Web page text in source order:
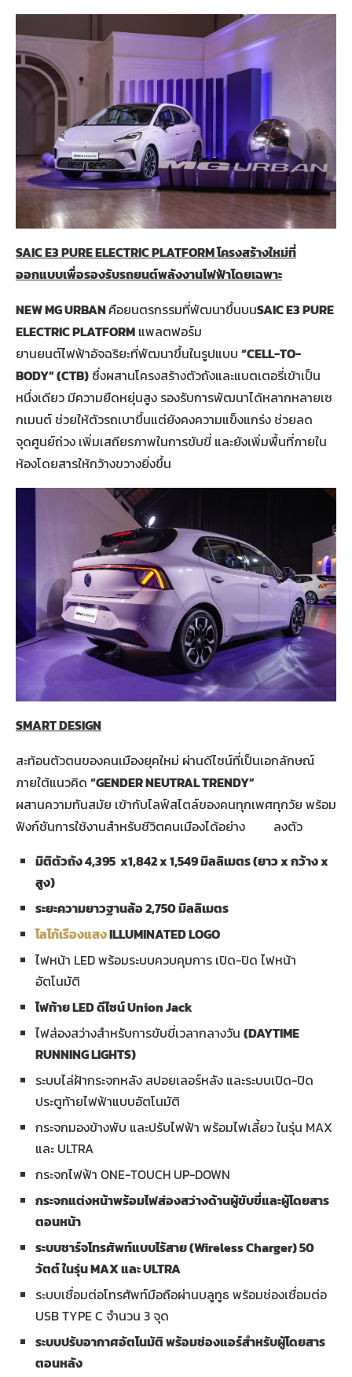
SAIC E3 PURE ELECTRIC PLATFORM โครงสร้างใหม่ที่
ออกแบบเพื่อรองรับรถยนต์พลังงานไฟฟ้าโดยเฉพาะ
NEW MG URBANคือยนตรกรรมที่พัฒนาขึ้นบนSAIC E3 PURE
ELECTRIC PLATFORM แพลตฟอร์ม
ยานยนต์ไฟฟ้าอัจฉริยะที่พัฒนาขึ้นในรูปแบบ “CELL-TO-
BODY” (CTB) ซึ่งผสานโครงสร้างตัวถังและแบตเตอรี่เข้าเป็น
หนึ่งเดียว มีความยืดหยุ่นสูง รองรับการพัฒนาได้หลากหลายเซ
กเมนต์ ช่วยให้ตัวรถเบาขึ้นแต่ยังคงความแข็งแกร่ง ช่วยลด
จุดศูนย์ถ่วง เพิ่มเสถียรภาพในการขับขี่ และยังเพิ่มพื้นที่ภายใน
ห้องโดยสารให้กว้างขวางยิ่งขึ้น
SMART DESIGN
สะท้อนตัวตนของคนเมืองยุคใหม่ ผ่านดีไซน์ที่เป็นเอกลักษณ์
ภายใต้แนวคิด “GENDER NEUTRAL TRENDY”
ผสานความทันสมัย เข้ากับไลฟ์สไตล์ของคนทุกเพศทุกวัย พร้อม
ฟังก์ชันการใช้งานสำหรับชีวิตคนเมืองได้อย่าง ลงตัว
มิติตัวถัง 4,395 x1,842 x 1,549 มิลลิเมตร (ยาว x กว้าง x
สูง)
ระยะความยาวฐานล้อ 2,750 มิลลิเมตร
โลโก้เรืองแสงILLUMINATED LOGO
ไฟหน้า LED พร้อมระบบควบคุมการ เปิด-ปิด ไฟหน้า
อัตโนมัติ
ไฟท้ายLED ดีไซน์ Union Jack
ไฟส่องสว่างสำหรับการขับขี่เวลากลางวัน (DAYTIME
RUNNING LIGHTS)
ระบบไล่ฝ้ากระจกหลัง สปอยเลอร์หลัง และระบบเปิด-ปิด
ประตูท้ายไฟฟ้าแบบอัตโนมัติ
กระจกมองข้างพับ และปรับไฟฟ้า พร้อมไฟเลี้ยว ในรุ่น MAX
และ ULTRA
กระจกไฟฟ้า ONE-TOUCH UP-DOWN
กระจกแต่งหน้าพร้อมไฟส่องสว่างด้านผู้ขับขี่และผู้โดยสาร
ตอนหน้า
ระบบชาร์จโทรศัพท์แบบไร้สาย(Wireless Charger) 50
วัตต์ ในรุ่น MAX และ ULTRA
ระบบเชื่อมต่อโทรศัพท์มือถือผ่านบลูทูธ พร้อมช่องเชื่อมต่อ
USB TYPE C จำนวน 3 จุด
ระบบปรับอากาศอัตโนมัติ พร้อมช่องแอร์สำหรับผู้โดยสาร
ตอนหลัง